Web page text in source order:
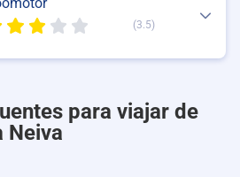
(3.5)
para viajar de
Neiva